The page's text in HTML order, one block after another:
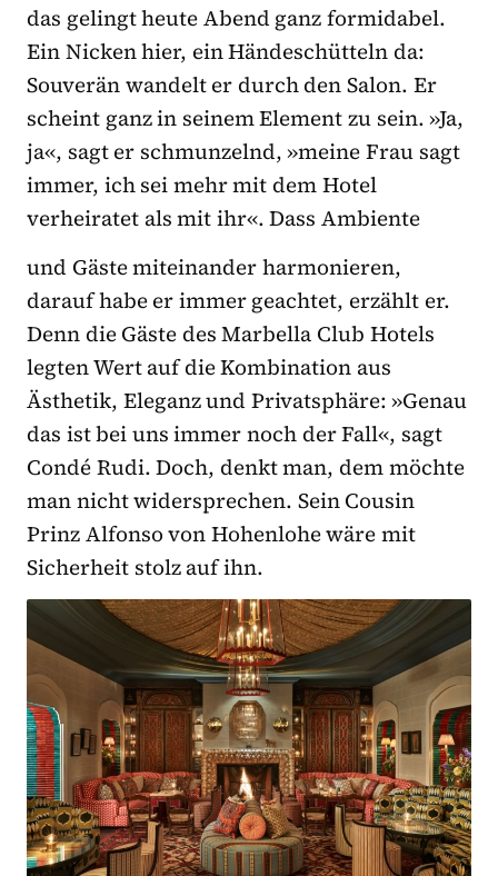
das gelingt heute Abend ganz formidabel.
Ein Nicken hier, ein Händeschütteln da:
Souverän wandelt er durch den Salon. Er
scheint ganz in seinem Element zu sein. »Ja,
ja«, sagt er schmunzelnd, »meine Frau sagt
immer, ich sei mehr mit dem Hotel
verheiratet als mit ihr«. Dass Ambiente
und Gäste miteinander harmonieren,
darauf habe er immer geachtet, erzählt er.
Denn die Gäste des Marbella Club Hotels
legten Wert auf die Kombination aus
Ästhetik, Eleganz und Privatsphäre: »Genau
das ist bei uns immer noch der Fall«, sagt
Condé Rudi. Doch, denkt man, dem möchte
man nicht widersprechen. Sein Cousin
Prinz Alfonso von Hohenlohe wäre mit
Sicherheit stolz auf ihn.